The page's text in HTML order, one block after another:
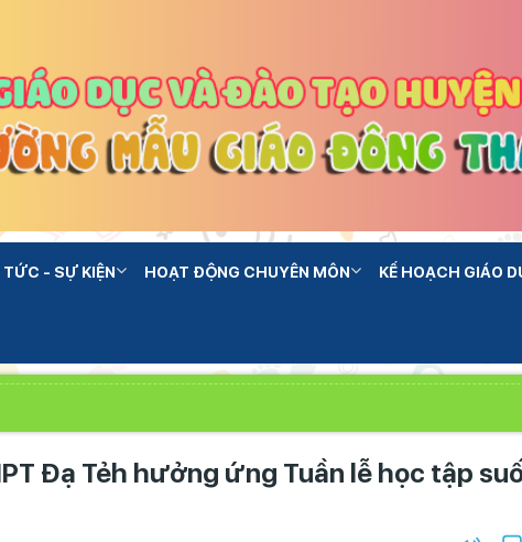
TỨC - SỰ KIỆN HOẠT ĐỘNG CHUYÊN MÔN KẾ HOẠCH GIÁO
Đạ Tẻh hưởng ứng Tuần lễ học tập